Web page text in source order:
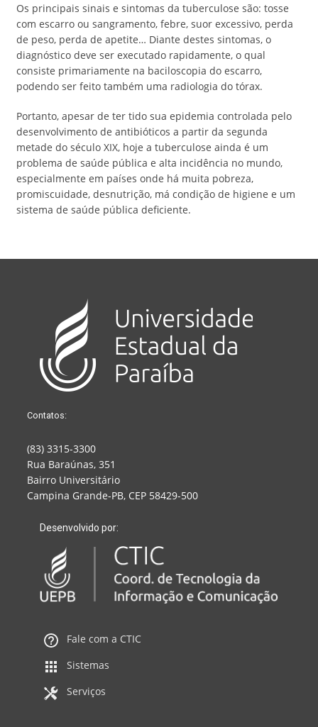
Os principais sinais e sintomas da tuberculose são: tosse
com escarro ou sangramento, febre, suor excessivo, perda
de peso, perda de apetite… Diante destes sintomas, o
diagnóstico deve ser executado rapidamente, o qual
consiste primariamente na baciloscopia do escarro,
podendo ser feito também uma radiologia do tórax.
Portanto, apesar de ter tido sua epidemia controlada pelo
desenvolvimento de antibióticos a partir da segunda
metade do século XIX, hoje a tuberculose ainda é um
problema de saúde pública e alta incidência no mundo,
especialmente em países onde há muita pobreza,
promiscuidade, desnutrição, má condição de higiene e um
sistema de saúde pública deficiente.
Contatos:
(83) 3315-3300
Rua Baraúnas, 351
Bairro Universitário
Campina Grande-PB, CEP 58429-500
Desenvolvido por:
Fale com a CTIC
Sistemas
Serviços